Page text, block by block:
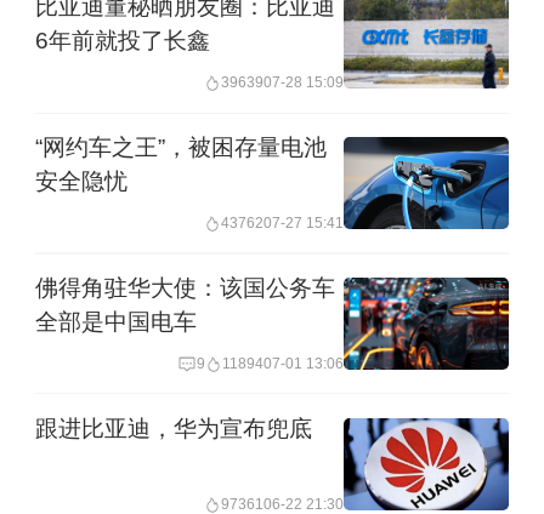
浩瀚”智驾方案中，软件、算法必须牢牢
掌握在自己手中，域控也要自主研发，
实现规模化后还可以进行技术输出。但
他也承认：“也许有10个节点，我们只需
要抓住3个节点就够了。关键是识别出哪
三个是影响企业未来发展的。”
两家企业供应链模式选择的不同，与其
提到“快鱼吃慢鱼”的丛林法则，强调变革
期技术快速迭代的重要性，主张积极拥
比亚迪董秘晒朋友圈：比亚迪
6年前就投了长鑫
3963907-28 15:09
“网约车之王”，被困存量电池
安全隐忧
4376207-27 15:41
佛得角驻华大使：该国公务车
全部是中国电车
9 1189407-01 13:06
跟进比亚迪，华为宣布兜底
9736106-22 21:30